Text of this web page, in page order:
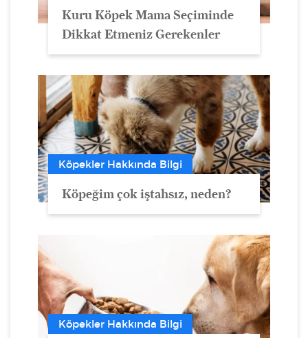
Kuru Köpek Mama Seçiminde
Dikkat Etmeniz Gerekenler
Köpekler Hakkında Bilgi
Köpeğim çok iştahsız, neden?
Köpekler Hakkında Bilgi